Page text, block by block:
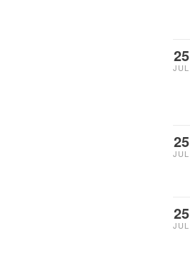
25
JUL
25
JUL
25
JUL